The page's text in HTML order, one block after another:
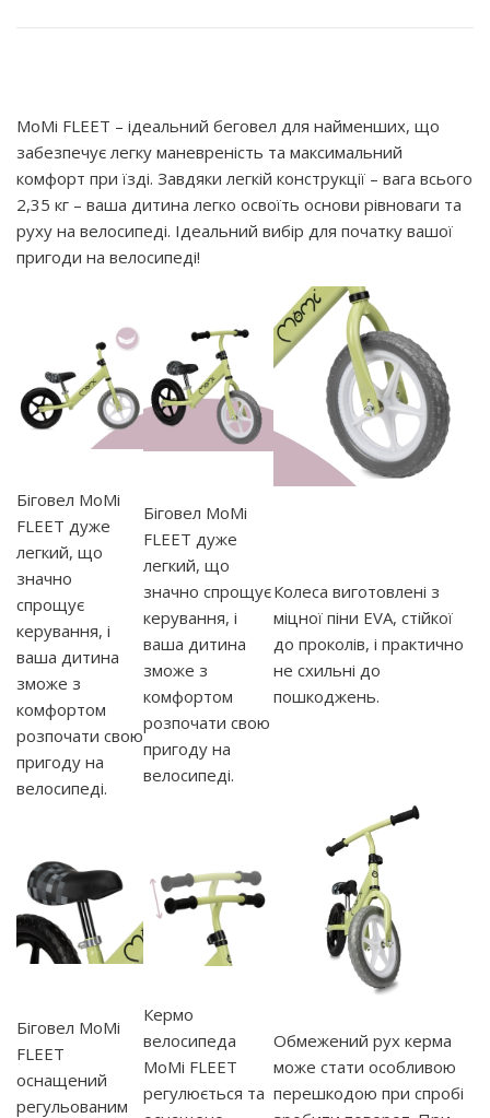
MoMi FLEET – ідеальний беговел для найменших, що
забезпечує легку маневреність та максимальний
комфорт при їзді. Завдяки легкій конструкції – вага всього
2,35 кг – ваша дитина легко освоїть основи рівноваги та
руху на велосипеді. Ідеальний вибір для початку вашої
пригоди на велосипеді!
Біговел MoMi
FLEET дуже
легкий, що
значно
спрощує
керування, і
ваша дитина
зможе з
комфортом
розпочати свою
пригоду на
велосипеді.
Біговел MoMi
FLEET дуже
легкий, що
значно спрощує
керування, і
ваша дитина
зможе з
комфортом
розпочати свою
пригоду на
велосипеді.
Колеса виготовлені з
міцної піни EVA, стійкої
до проколів, і практично
не схильні до
пошкоджень.
Біговел MoMi
FLEET
оснащений
регульованим
Кермо
велосипеда
MoMi FLEET
регулюється та
Обмежений рух керма
може стати особливою
перешкодою при спробі